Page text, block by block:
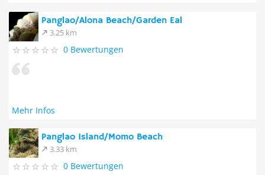
Panglao/Alona Beach/Garden Eal
3.25 km
0 Bewertungen
Mehr Infos
Panglao Island/Momo Beach
3.33 km
0 Bewertungen